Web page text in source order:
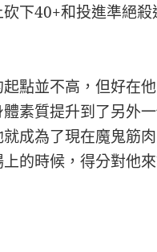
下40+和投進準絕
點並不高，但好在
素質提升到了另外
成為了現在魔鬼筋
的時候，得分對他